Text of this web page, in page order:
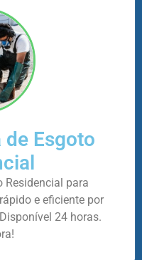
Esgoto
Residencial para
e eficiente por
24 horas.